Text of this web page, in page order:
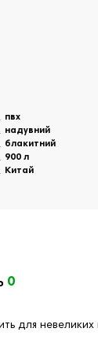
пвх
надувний
блакитний
900 л
Китай
0
для невеликих